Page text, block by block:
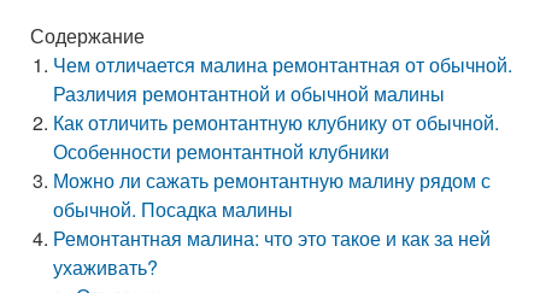
Содержание
Чем отличается малина ремонтантная от обычной.
Различия ремонтантной и обычной малины
Как отличить ремонтантную клубнику от обычной.
Особенности ремонтантной клубники
Можно ли сажать ремонтантную малину рядом с
обычной. Посадка малины
Ремонтантная малина: что это такое и как за ней
ухаживать?